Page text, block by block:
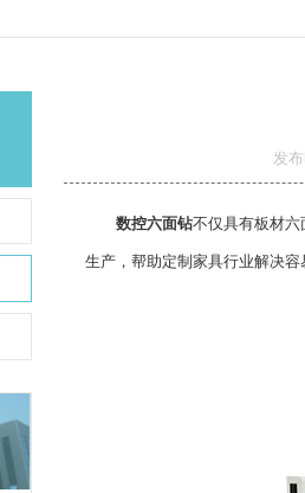
发
数控六面钻不仅具有板材六
生产，帮助定制家具行业解决